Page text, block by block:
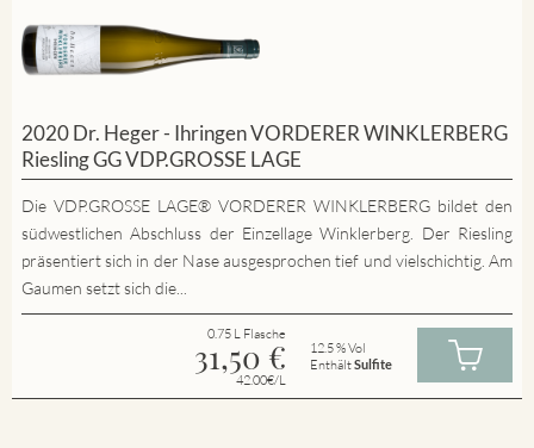
2020 Dr. Heger - Ihringen VORDERER WINKLERBERG
Riesling GG VDP.GROSSE LAGE
Die VDP.GROSSE LAGE® VORDERER WINKLERBERG bildet den
südwestlichen Abschluss der Einzellage Winklerberg. Der Riesling
präsentiert sich in der Nase ausgesprochen tief und vielschichtig. Am
Gaumen setzt sich die...
0.75 L Flasche
31,50 €
42.00€/L
12.5 % Vol
EnthältSulfite